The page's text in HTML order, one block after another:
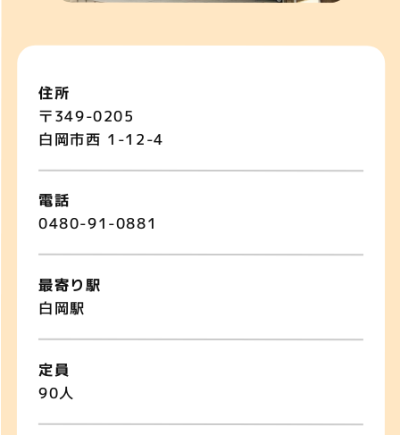
住所
〒349-0205
白岡市西 1-12-4
電話
0480-91-0881
最寄り駅
白岡駅
定員
90人